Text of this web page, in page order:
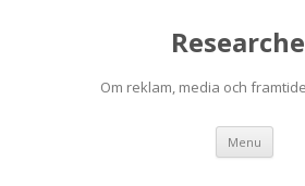
Om reklam, media och
Menu Skip